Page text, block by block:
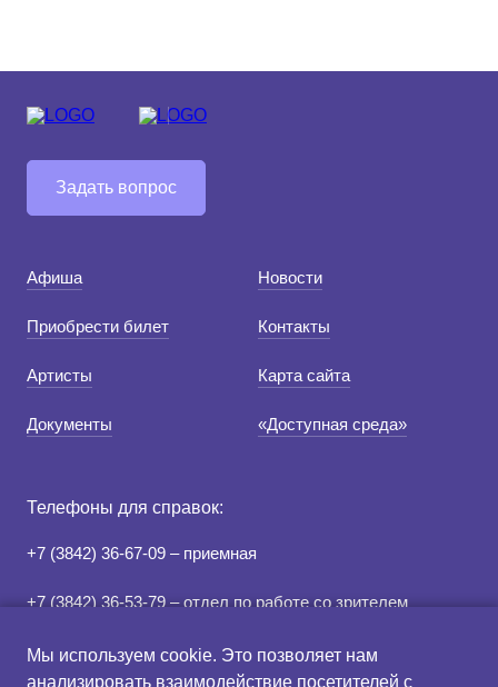
Задать вопрос
Телефоны для справок:
+7 (3842) 36-67-09 – приемная
+7 (3842) 36-53-79 – отдел по работе со зрителем
+7 (3842) 78-07-05 – касса
Афиша
Приобрести билет
Артисты
Документы
Новости
Контакты
Карта сайта
«Доступная среда»
Мы используем cookie. Это позволяет нам
анализировать взаимодействие посетителей с